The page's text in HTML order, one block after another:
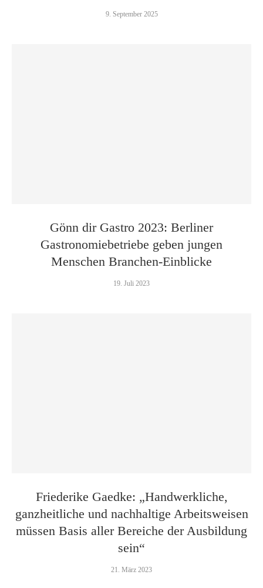
9. September 2025
Gönn dir Gastro 2023: Berliner
Gastronomiebetriebe geben jungen
Menschen Branchen-Einblicke
19. Juli 2023
Friederike Gaedke: „Handwerkliche,
ganzheitliche und nachhaltige Arbeitsweisen
müssen Basis aller Bereiche der Ausbildung
sein“
21. März 2023